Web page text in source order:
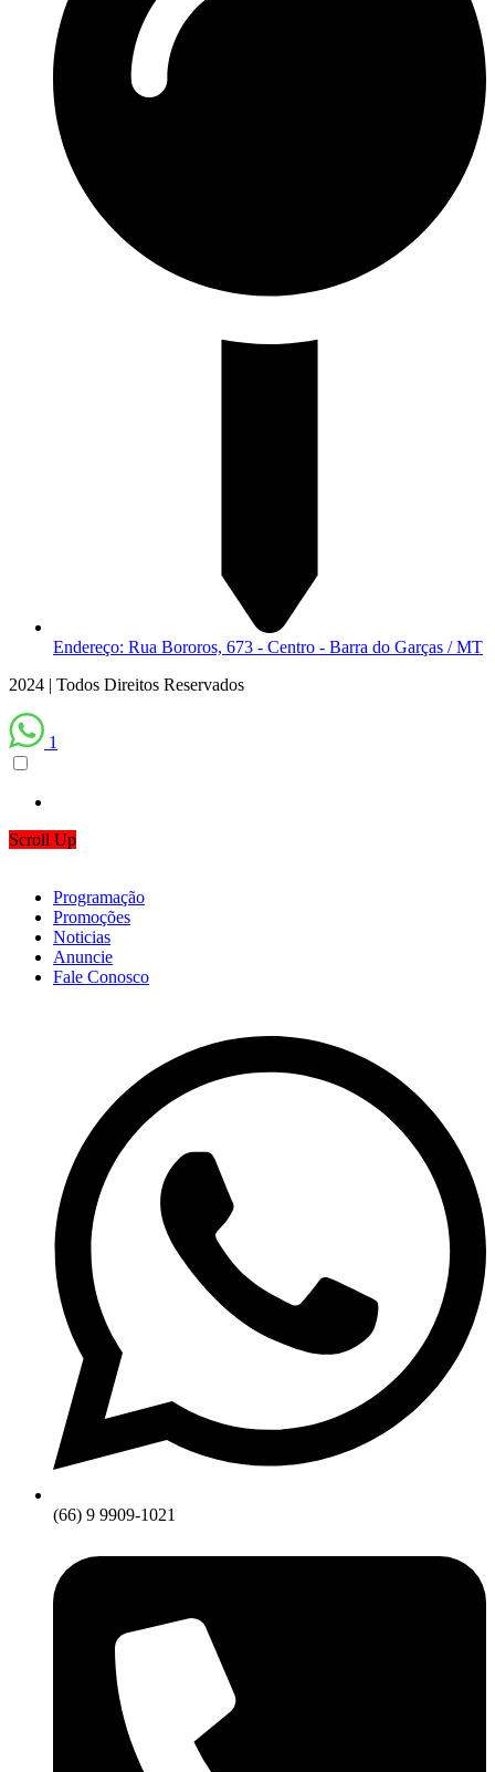
Endereço: Rua Bororos, 673 - Centro - Barra do Garças / MT
2024 | Todos Direitos Reservados
1
Scroll Up
Programação
Promoções
Noticias
Anuncie
Fale Conosco
(66) 9 9909-1021